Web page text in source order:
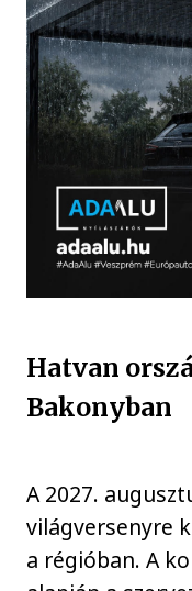
Hatvan
Bakonyban
A 2027.
világversenyre
a régióban. A